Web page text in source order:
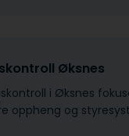
Øksnes
i Øksnes
oppheng og